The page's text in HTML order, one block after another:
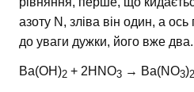
азоту N, зліва він один, а
до уваги дужки, його вже
Ba(OH)2 + 2HNO3 → Ba(NO3)2